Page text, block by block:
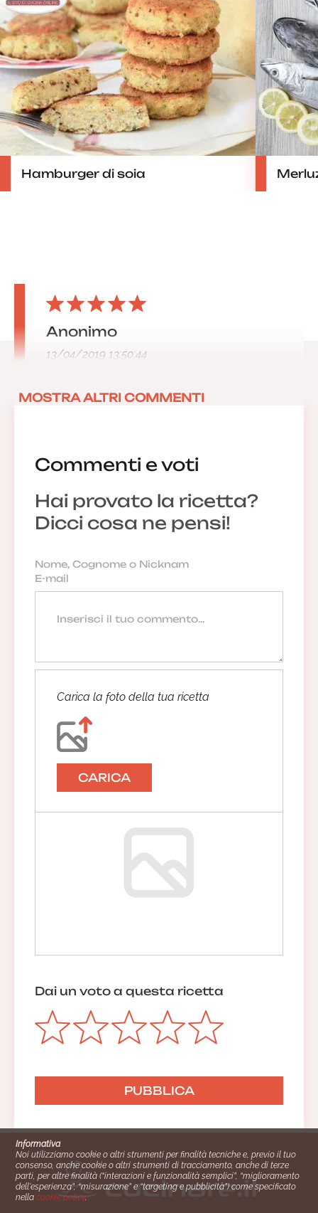
Hamburger di soia
Commenti e voti
Hai provato la ricetta?
Dicci cosa ne pensi!
Carica la foto della tua ricetta
CARICA
Dai un voto a questa ricetta
Anonimo
13/04/2019 13:50:44
MOSTRA ALTRI COMMENTI
Informativa
Noi utilizziamo cookie o altri strumenti per finalità tecniche e, previo il tuo
consenso, anche cookie o altri strumenti di tracciamento, anche di terze
parti, per altre finalità (“interazioni e funzionalità semplici”, “miglioramento
dell'esperienza”, “misurazione” e “targeting e pubblicità”) come specificato
nellacookie policy.